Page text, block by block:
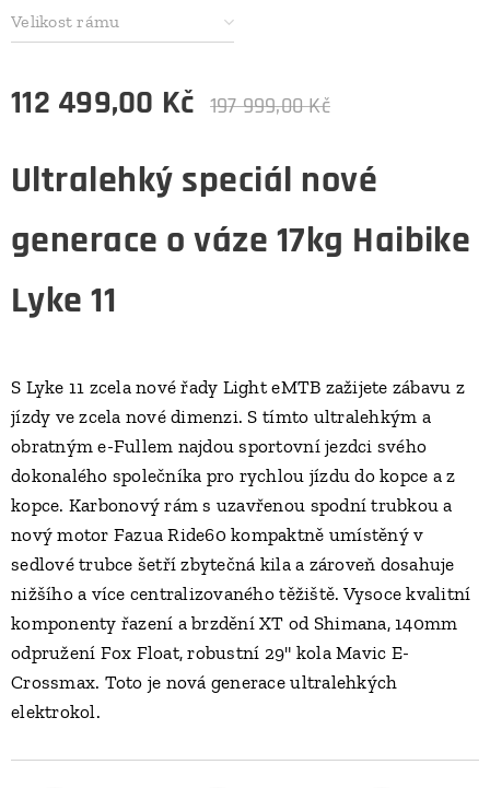
Velikost rámu
112 499,00 Kč 197 999,00Kč
Ultralehký speciál nové
generace o váze 17kg Haibike
Lyke 11
S Lyke 11 zcela nové řady Light eMTB zažijete zábavu z
jízdy ve zcela nové dimenzi. S tímto ultralehkým a
obratným e-Fullem najdou sportovní jezdci svého
dokonalého společníka pro rychlou jízdu do kopce a z
kopce. Karbonový rám s uzavřenou spodní trubkou a
nový motor Fazua Ride60 kompaktně umístěný v
sedlové trubce šetří zbytečná kila a zároveň dosahuje
nižšího a více centralizovaného těžiště. Vysoce kvalitní
komponenty řazení a brzdění XT od Shimana, 140mm
odpružení Fox Float, robustní 29" kola Mavic E-
Crossmax. Toto je nová generace ultralehkých
elektrokol.